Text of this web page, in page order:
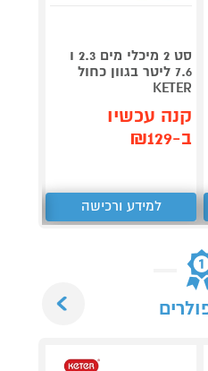
סט 2 מיכלי מים 2.3 ו
7.6 ליטר בגוון כחול
KETER
קנה עכשיו
ב-₪129
למידע ורכישה